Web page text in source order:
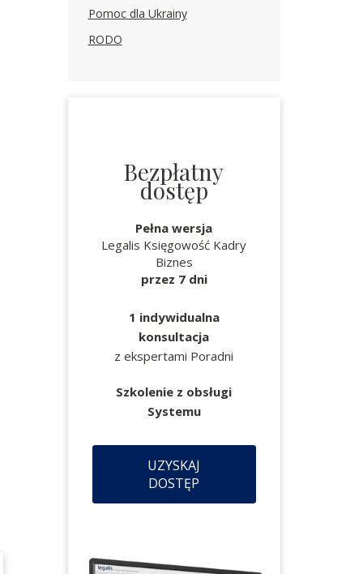
Pomoc dla Ukrainy
RODO
Bezpłatny
dostęp
Pełna wersja
Legalis Księgowość Kadry
Biznes
przez 7 dni
1 indywidualna
konsultacja
z ekspertami Poradni
Szkolenie z obsługi
Systemu
UZYSKAJ
DOSTĘP